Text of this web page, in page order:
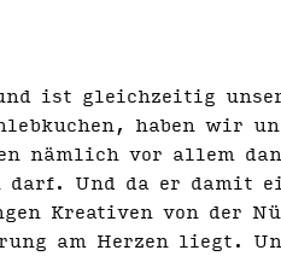
ist gleichzeitig
haben wir
nämlich vor allem
darf. Und da er
Kreativen von der
am Herzen liegt.